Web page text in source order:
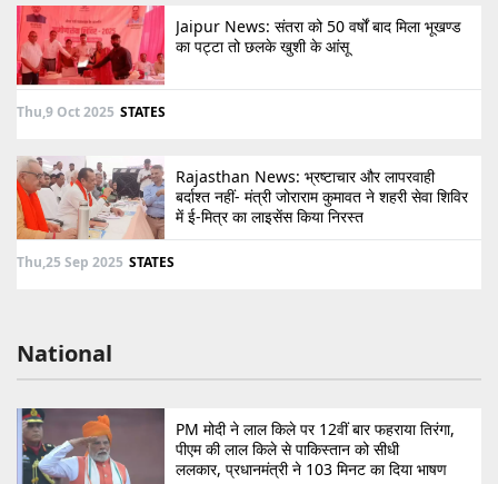
Jaipur News: संतरा को 50 वर्षों बाद मिला भूखण्ड
का पट्टा तो छलके खुशी के आंसू
Thu,9 Oct 2025 STATES
Rajasthan News: भ्रष्टाचार और लापरवाही
बर्दाश्त नहीं- मंत्री जोराराम कुमावत ने शहरी सेवा शिविर
में ई-मित्र का लाइसेंस किया निरस्त
Thu,25 Sep 2025 STATES
National
PM मोदी ने लाल किले पर 12वीं बार फहराया तिरंगा,
पीएम की लाल किले से पाकिस्तान को सीधी
ललकार, प्रधानमंत्री ने 103 मिनट का दिया भाषण